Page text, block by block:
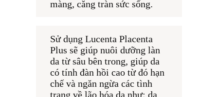
màng, căng tràn sức sống.
Sử dụng Lucenta Placenta
Plus sẽ giúp nuôi dưỡng làn
da từ sâu bên trong, giúp da
có tính đàn hồi cao từ đó hạn
chế và ngăn ngừa các tình
trạng về lão hóa da như: da